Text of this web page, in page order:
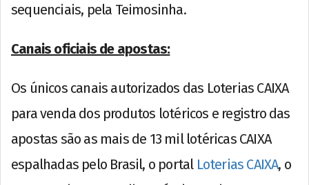
sequenciais, pela Teimosinha.
Canais oficiais de apostas:
Os únicos canais autorizados das Loterias CAIXA
para venda dos produtos lotéricos e registro das
apostas são as mais de 13 mil lotéricas CAIXA
espalhadas pelo Brasil, o portal Loterias CAIXA, o